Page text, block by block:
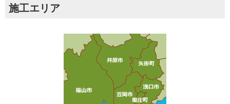
施工エリア